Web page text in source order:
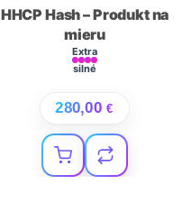
HHCP Hash – Produkt na
mieru
Extra
silné
280,00€